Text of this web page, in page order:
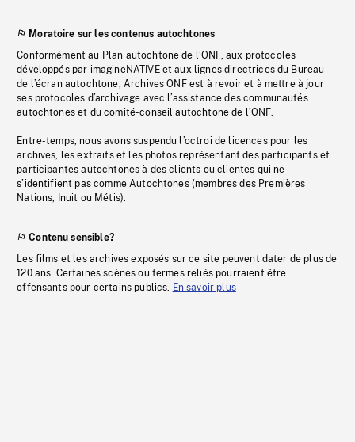
Moratoire sur les contenus autochtones
Conformément au Plan autochtone de l’ONF, aux protocoles
développés par imagineNATIVE et aux lignes directrices du Bureau
de l’écran autochtone, Archives ONF est à revoir et à mettre à jour
ses protocoles d’archivage avec l’assistance des communautés
autochtones et du comité-conseil autochtone de l’ONF.
Entre-temps, nous avons suspendu l’octroi de licences pour les
archives, les extraits et les photos représentant des participants et
participantes autochtones à des clients ou clientes qui ne
s’identifient pas comme Autochtones (membres des Premières
Nations, Inuit ou Métis).
Contenu sensible?
Les films et les archives exposés sur ce site peuvent dater de plus de
120 ans. Certaines scènes ou termes reliés pourraient être
offensants pour certains publics. En savoir plus